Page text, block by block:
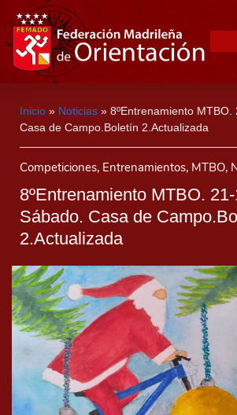
Inicio » Noticias » 8ºEntrenamiento MTBO.
Casa de Campo.Boletín 2.Actualizada
Competiciones, Entrenamientos, MTBO,
8ºEntrenamiento MTBO.
Sábado. Casa de
2.Actualizada